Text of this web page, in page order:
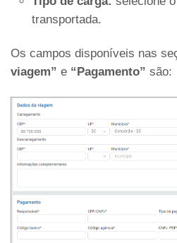
transportada.
Os campos disponíveis nas
viagem” e “Pagamento” são: